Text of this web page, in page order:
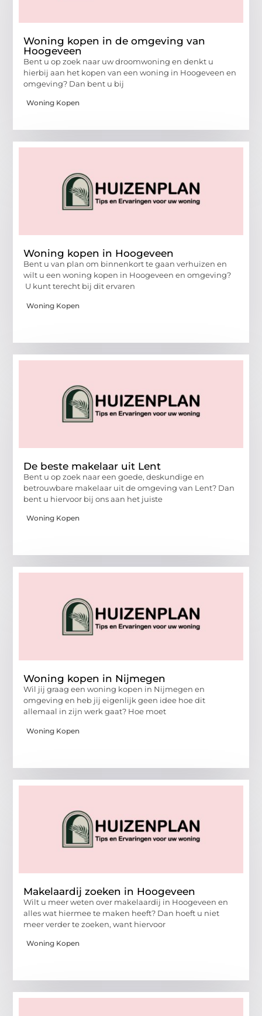
Woning kopen in de omgeving van
Hoogeveen
Bent u op zoek naar uw droomwoning en denkt u
hierbij aan het kopen van een woning in Hoogeveen en
omgeving? Dan bent u bij
Woning Kopen
Woning kopen in Hoogeveen
Bent u van plan om binnenkort te gaan verhuizen en
wilt u een woning kopen in Hoogeveen en omgeving?
U kunt terecht bij dit ervaren
Woning Kopen
De beste makelaar uit Lent
Bent u op zoek naar een goede, deskundige en
betrouwbare makelaar uit de omgeving van Lent? Dan
bent u hiervoor bij ons aan het juiste
Woning Kopen
Woning kopen in Nijmegen
Wil jij graag een woning kopen in Nijmegen en
omgeving en heb jij eigenlijk geen idee hoe dit
allemaal in zijn werk gaat? Hoe moet
Woning Kopen
Makelaardij zoeken in Hoogeveen
Wilt u meer weten over makelaardij in Hoogeveen en
alles wat hiermee te maken heeft? Dan hoeft u niet
meer verder te zoeken, want hiervoor
Woning Kopen